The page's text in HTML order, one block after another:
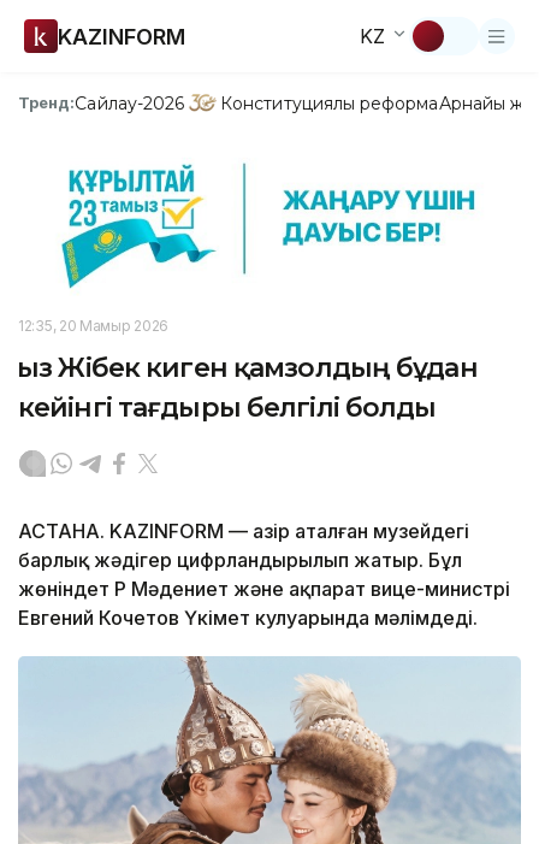
KAZINFORM KZ
Тренд:Сайлау-2026 Конституциялық реформаАрнайы
12:35, 20 Мамыр 2026
Қыз Жібек киген қамзолдың бұдан
кейінгі тағдыры белгілі болды
АСТАНА. KAZINFORM — Қазір аталған музейдегі
барлық жәдігер цифрландырылып жатыр. Бұл
жөніндет ҚР Мәдениет және ақпарат вице-министрі
Евгений Кочетов Үкімет кулуарында мәлімдеді.